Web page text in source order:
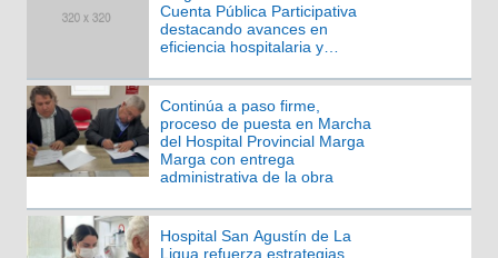
Cuenta Pública Participativa
destacando avances en
eficiencia hospitalaria y
Continúa a paso firme,
proceso de puesta en Marcha
del Hospital Provincial Marga
Marga con entrega
administrativa de la obra
Hospital San Agustín de La
Ligua refuerza estrategias